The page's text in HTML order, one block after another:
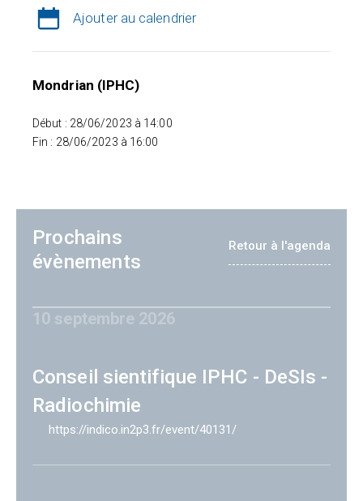
Ajouter au calendrier
Mondrian (IPHC)
Début : 28/06/2023 à 14:00
Fin : 28/06/2023 à 16:00
Prochains
évènements
Retour à l'agenda
10 septembre 2026
Conseil sientifique IPHC - DeSIs -
Radiochimie
https://indico.in2p3.fr/event/40131/